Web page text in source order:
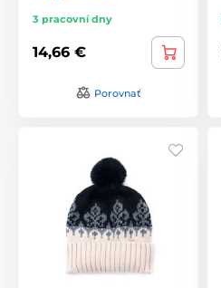
3 pracovní dny
14,66 €
Porovnať